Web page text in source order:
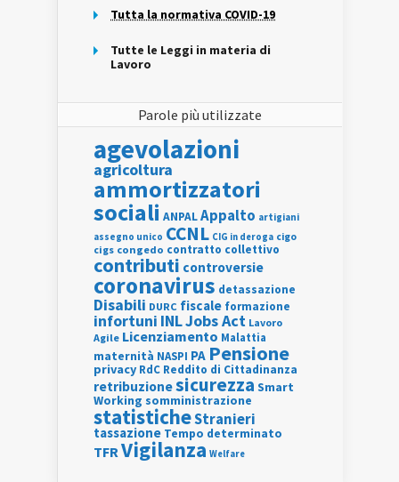
Tutta la normativa COVID-19
Tutte le Leggi in materia di
Lavoro
Parole più utilizzate
agevolazioni
agricoltura
ammortizzatori
sociali ANPALAppalto artigiani
assegno unico CCNL CIG in deroga cigo
cigs congedo contratto collettivo
contributi controversie
coronavirus detassazione
Disabili DURC fiscale formazione
infortuni INLJobs Act Lavoro
Agile Licenziamento Malattia
maternità NASPI PA Pensione
privacy RdC Reddito di Cittadinanza
retribuzionesicurezza Smart
Working somministrazione
statisticheStranieri
tassazione Tempo determinato
TFRVigilanza Welfare